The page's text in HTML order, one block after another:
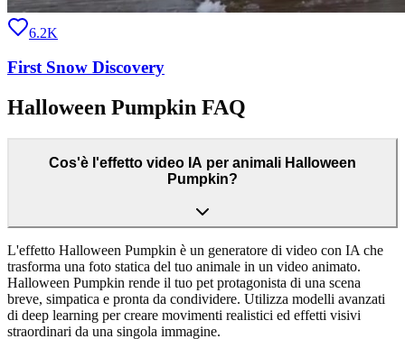
6.2K
First Snow Discovery
Halloween Pumpkin FAQ
Cos'è l'effetto video IA per animali Halloween
Pumpkin?
L'effetto Halloween Pumpkin è un generatore di video con IA che
trasforma una foto statica del tuo animale in un video animato.
Halloween Pumpkin rende il tuo pet protagonista di una scena
breve, simpatica e pronta da condividere. Utilizza modelli avanzati
di deep learning per creare movimenti realistici ed effetti visivi
straordinari da una singola immagine.